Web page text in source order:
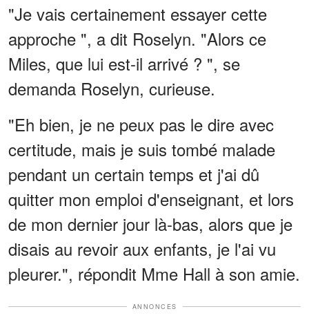
"Je vais certainement essayer cette
approche ", a dit Roselyn. "Alors ce
Miles, que lui est-il arrivé ? ", se
demanda Roselyn, curieuse.
"Eh bien, je ne peux pas le dire avec
certitude, mais je suis tombé malade
pendant un certain temps et j'ai dû
quitter mon emploi d'enseignant, et lors
de mon dernier jour là-bas, alors que je
disais au revoir aux enfants, je l'ai vu
pleurer.", répondit Mme Hall à son amie.
ANNONCES